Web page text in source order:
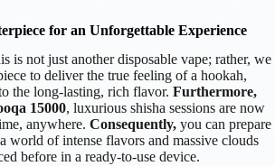
for an Unforgettable Experience
is not just another disposable vape; rather, we
to deliver the true feeling of a hookah,
the long-lasting, rich flavor. Furthermore,
15000, luxurious shisha sessions are now
anywhere. Consequently, you can prepare
world of intense flavors and massive clouds
before in a ready-to-use device.